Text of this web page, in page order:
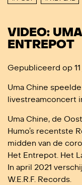
VIDEO:
ENTREPOT
Gepubliceerd op 11
Uma Chine
livestreamconcert
Uma Chine, de
Humo’s recentste
midden van de
Het Entrepot. Het
In april 2021
W.E.R.F. Records.